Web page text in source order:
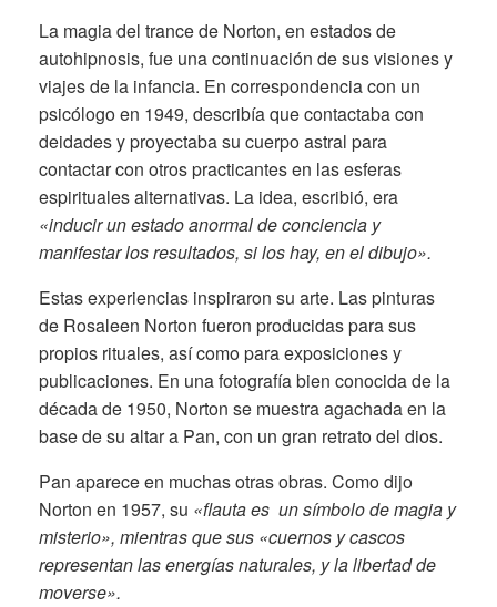
La magia del trance de Norton, en estados de
autohipnosis, fue una continuación de sus visiones y
viajes de la infancia. En correspondencia con un
psicólogo en 1949, describía que contactaba con
deidades y proyectaba su cuerpo astral para
contactar con otros practicantes en las esferas
espirituales alternativas. La idea, escribió, era
«inducir un estado anormal de conciencia y
manifestar los resultados, si los hay, en el dibujo».
Estas experiencias inspiraron su arte. Las pinturas
de Rosaleen Norton fueron producidas para sus
propios rituales, así como para exposiciones y
publicaciones. En una fotografía bien conocida de la
década de 1950, Norton se muestra agachada en la
base de su altar a Pan, con un gran retrato del dios.
Pan aparece en muchas otras obras. Como dijo
Norton en 1957, su «flauta es un símbolo de magia y
misterio», mientras que sus «cuernos y cascos
representan las energías naturales, y la libertad de
moverse».